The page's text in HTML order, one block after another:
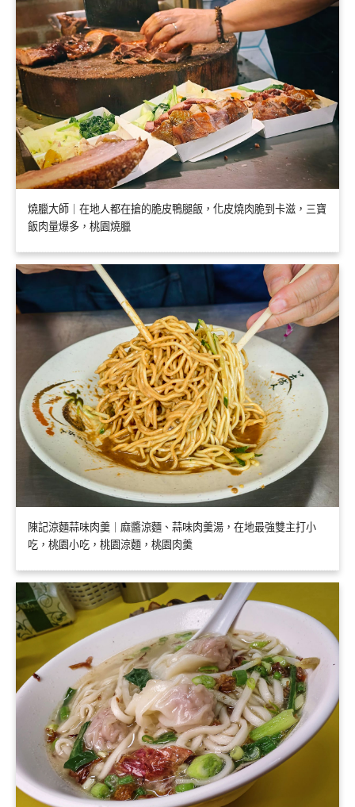
燒臘大師｜在地人都在搶的脆皮鴨腿飯，化皮燒肉脆到卡滋，三寶
飯肉量爆多，桃園燒臘
陳記涼麵蒜味肉羹｜麻醬涼麵、蒜味肉羹湯，在地最強雙主打小
吃，桃園小吃，桃園涼麵，桃園肉羹